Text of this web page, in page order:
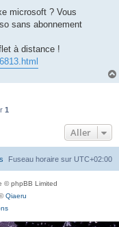
microsoft ? Vous
sans abonnement
à distance !
1
Aller
Fuseau horaire sur UTC+02:00
© phpBB Limited
Qiaeru